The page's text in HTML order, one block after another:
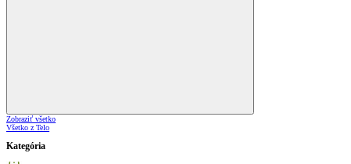
Zobraziť všetko
Všetko z Telo
Kategória